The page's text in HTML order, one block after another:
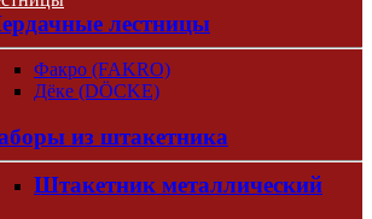
лестницы
Факро (FAKRO)
Дёке (DÖCKE)
из штакетника
Штакетник металлический